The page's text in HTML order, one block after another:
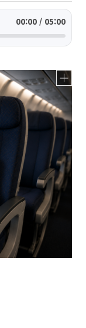
00:00 / 05:00